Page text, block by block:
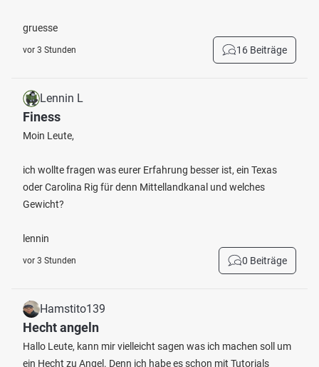
gruesse
vor 3 Stunden 16 Beiträge
Lennin L
Finess
Moin Leute,
ich wollte fragen was eurer Erfahrung besser ist, ein Texas
oder Carolina Rig für denn Mittellandkanal und welches
Gewicht?
lennin
vor 3 Stunden 0 Beiträge
Hamstito139
Hecht angeln
Hallo Leute, kann mir vielleicht sagen was ich machen soll um
ein Hecht zu Angel. Denn ich habe es schon mit Tutorials